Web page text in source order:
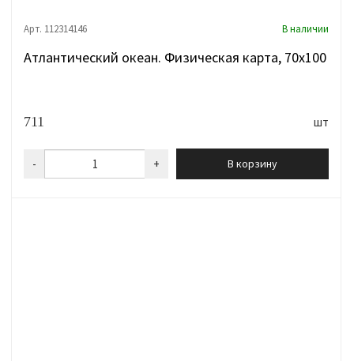
Арт. 112314146 В наличии
Атлантический океан. Физическая карта, 70х100
711 шт
- + В корзину